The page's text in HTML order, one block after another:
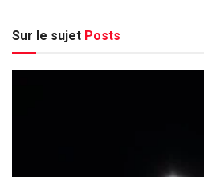
Sur le sujet Posts